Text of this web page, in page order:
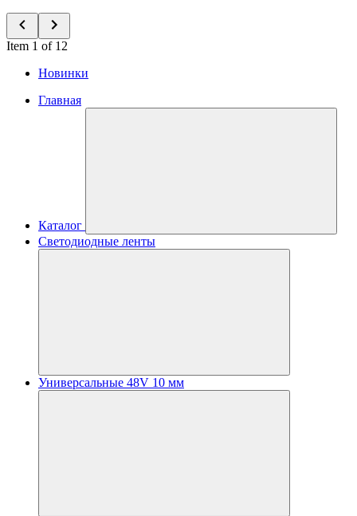
Item 1 of 12
Новинки
Главная
Каталог
Светодиодные ленты
Универсальные 48V 10 мм